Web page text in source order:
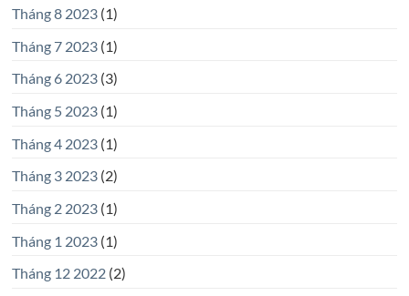
Tháng 8 2023(1)
Tháng 7 2023(1)
Tháng 6 2023(3)
Tháng 5 2023(1)
Tháng 4 2023(1)
Tháng 3 2023(2)
Tháng 2 2023(1)
Tháng 1 2023(1)
Tháng 12 2022(2)